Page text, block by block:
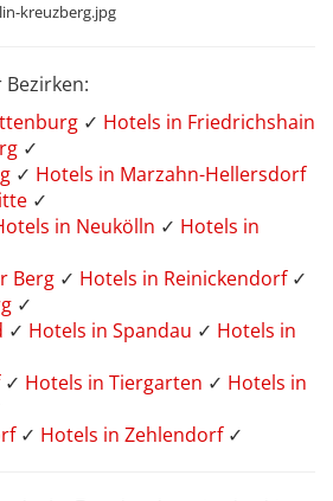
✓ Hotels in Friedrichshain
✓
✓ Hotels in Marzahn-Hellersdorf
✓
in Neukölln ✓ Hotels in
Berg ✓ Hotels in Reinickendorf ✓
✓
✓ Hotels in Spandau ✓ Hotels in
✓ Hotels in Tiergarten ✓ Hotels in
✓ Hotels in Zehlendorf✓